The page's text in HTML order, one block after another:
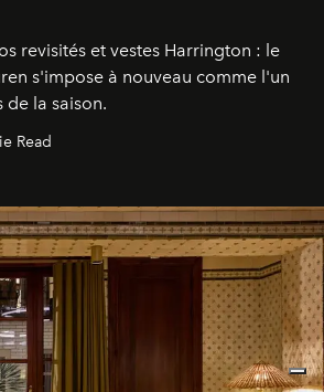
revisités et vestes Harrington : le
s'impose à nouveau comme l'un
de la saison.
Read